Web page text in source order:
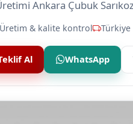
Ankara Çubuk
& kalite kontrol
Al WhatsApp